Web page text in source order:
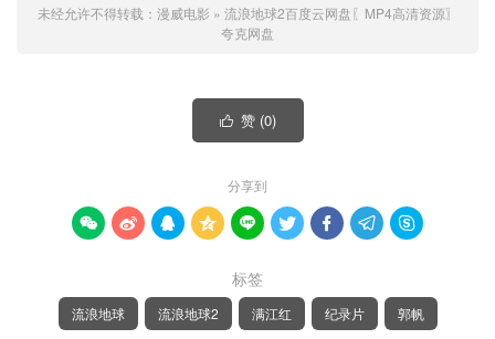
未经允许不得转载： 漫威电影 » 流浪地球2百度云网盘〖MP4高清资源〗
夸克网盘
 赞 (0)
分享到
        
标签
流浪地球 流浪地球2 满江红 纪录片 郭帆